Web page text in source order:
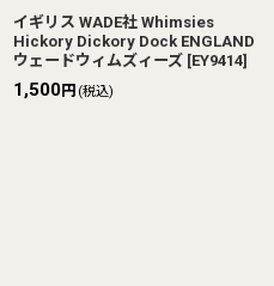
イギリス WADE社 Whimsies
Hickory Dickory Dock ENGLAND
ウェードウィムズィーズ [EY9414]
1,500円 (税込)